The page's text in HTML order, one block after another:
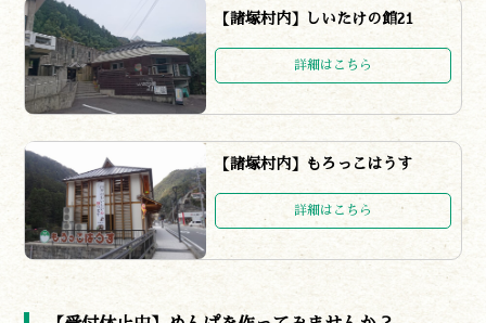
【諸塚村内】しいたけの館21
詳細はこちら
【諸塚村内】もろっこはうす
詳細はこちら